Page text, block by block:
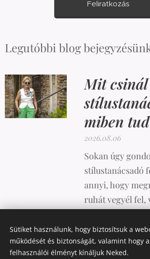
Feliratkozás
Legutóbbi blog
Mit csinál
miben
2026.08.06
Sokan úgy
stílustanácsadó
annyi, hogy
ruhát vegyél fel,
ennél sokkal
Sütiket használunk, hogy biztosítsuk a
működését és biztonságát, valamint hogy
felhasználói élményt kínáljuk Neked.